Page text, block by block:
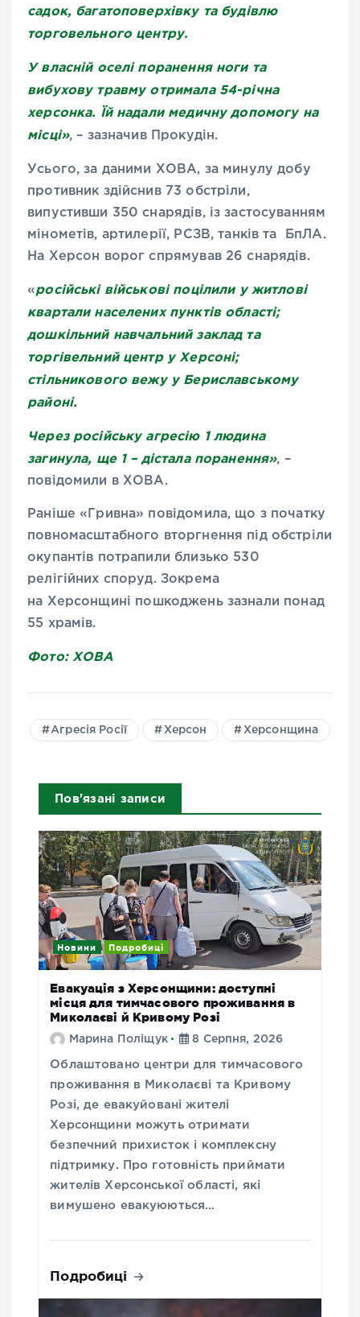
садок, багатоповерхівку та будівлю
торговельного центру.
У власній оселі поранення ноги та
вибухову травму отримала 54-річна
херсонка. Їй надали медичну допомогу на
місці», – зазначив Прокудін.
Усього, за даними ХОВА, за минулу добу
противник здійснив 73 обстріли,
випустивши 350 снарядів, із застосуванням
мінометів, артилерії, РСЗВ, танків та БпЛА.
На Херсон ворог спрямував 26 снарядів.
«російські військові поцілили у житлові
квартали населених пунктів області;
дошкільний навчальний заклад та
торгівельний центр у Херсоні;
стільникового вежу у Бериславському
районі.
Через російську агресію 1 людина
загинула, ще 1 – дістала поранення», –
повідомили в ХОВА.
Раніше «Гривна» повідомила, що з початку
повномасштабного вторгнення під обстріли
окупантів потрапили близько 530
релігійних споруд. Зокрема
на Херсонщині пошкоджень зазнали понад
55 храмів.
Фото: ХОВА
Агресія Росії Херсон Херсонщина
Пов'язані записи
Новини Подробиці
Евакуація з Херсонщини: доступні
місця для тимчасового проживання в
Миколаєві й Кривому Розі
Марина Поліщук 8 Серпня, 2026
Облаштовано центри для тимчасового
проживання в Миколаєві та Кривому
Розі, де евакуйовані жителі
Херсонщини можуть отримати
безпечний прихисток і комплексну
підтримку. Про готовність приймати
жителів Херсонської області, які
вимушено евакуюються…
Подробиці